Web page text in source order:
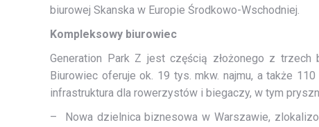
biurowej Skanska w Europie Środkowo-Wschodniej.
Kompleksowy biurowiec
Generation Park Z jest częścią złożonego z
Biurowiec oferuje ok. 19 tys. mkw. najmu, a także
infrastruktura dla rowerzystów i biegaczy, w tym
– Nowa dzielnica biznesowa w Warszawie,